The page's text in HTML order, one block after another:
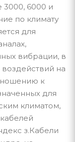
3000, 6000 и
по климату
для
вибрации, в
воздействий на
к
для
климатом,
з.Кабели